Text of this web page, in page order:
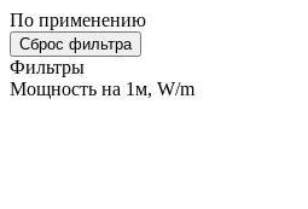
По применению
Сброс фильтра
Фильтры
Мощность на 1м, W/m